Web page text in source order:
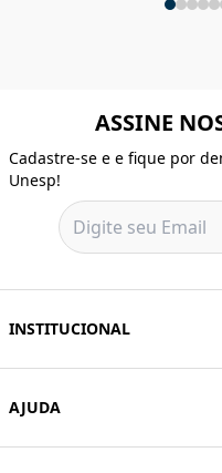
ASSINE
Cadastre-se e e fique por
Unesp!
INSTITUCIONAL
AJUDA